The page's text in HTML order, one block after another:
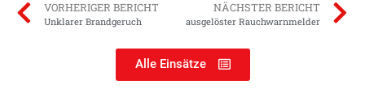
VORHERIGER BERICHT
Unklarer Brandgeruch
NÄCHSTER BERICHT
ausgelöster Rauchwarnmelder
Alle Einsätze